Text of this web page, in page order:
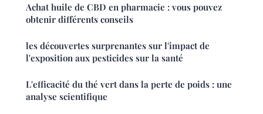
Achat huile de CBD en pharmacie : vous pouvez
obtenir différents conseils
les découvertes surprenantes sur l'impact de
l'exposition aux pesticides sur la santé
L'efficacité du thé vert dans la perte de poids : une
analyse scientifique